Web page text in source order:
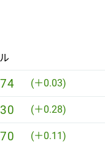
(＋0.03)
(＋0.28)
(＋0.11)